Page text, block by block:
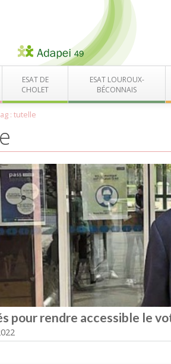
ESAT DE
CHOLET
ESAT LOUROUX-
BÉCONNAIS
: tutelle
pour rendre accessible le